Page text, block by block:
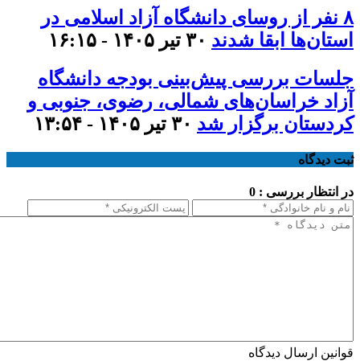
۸ نفر از روسای دانشگاه آزاد اسلامی در
استان‌ها ابقا شدند ۳۰ تیر ۱۴۰۵ - ۱۶:۱۵
جلسات بررسی پیش‌بینی بودجه دانشگاه
آزاد خراسان‌های شمالی، رضوی، جنوبی و
کردستان برگزار شد ۳۰ تیر ۱۴۰۵ - ۱۳:۵۴
ثبت دیدگاه
در انتظار بررسی : 0
قوانین ارسال دیدگاه